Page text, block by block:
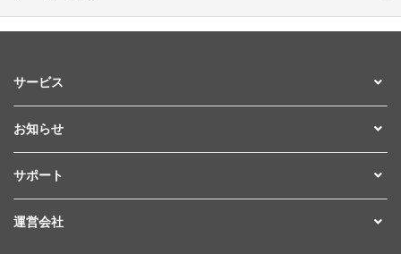
サービス
お知らせ
サポート
運営会社